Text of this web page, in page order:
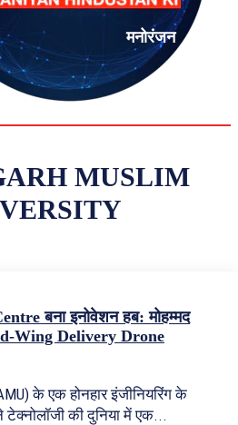
मनोरंजन
MUSLIM
बना इनोवेशन हब: मोहम्मद
Wing Delivery Drone
के एक होनहार इंजीनियरिंग के
की दुनिया में एक...